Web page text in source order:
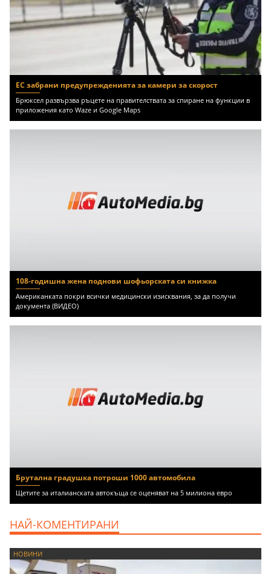
ЕС забрани предупрежденията за камери за скорост
Брюксел развързва ръцете на правителствата за спиране на функции в
приложения като Waze и Google Maps
108-годишна жена поднови шофьорската си книжка
Американката покри всички медицински изисквания, за да получи
документа (ВИДЕО)
Брутална градушка потроши 1000 автомобила
Щетите за италианската автокъща се оценяват на 5 милиона евро
НАЙ-КОМЕНТИРАНИ
НОВИНИ